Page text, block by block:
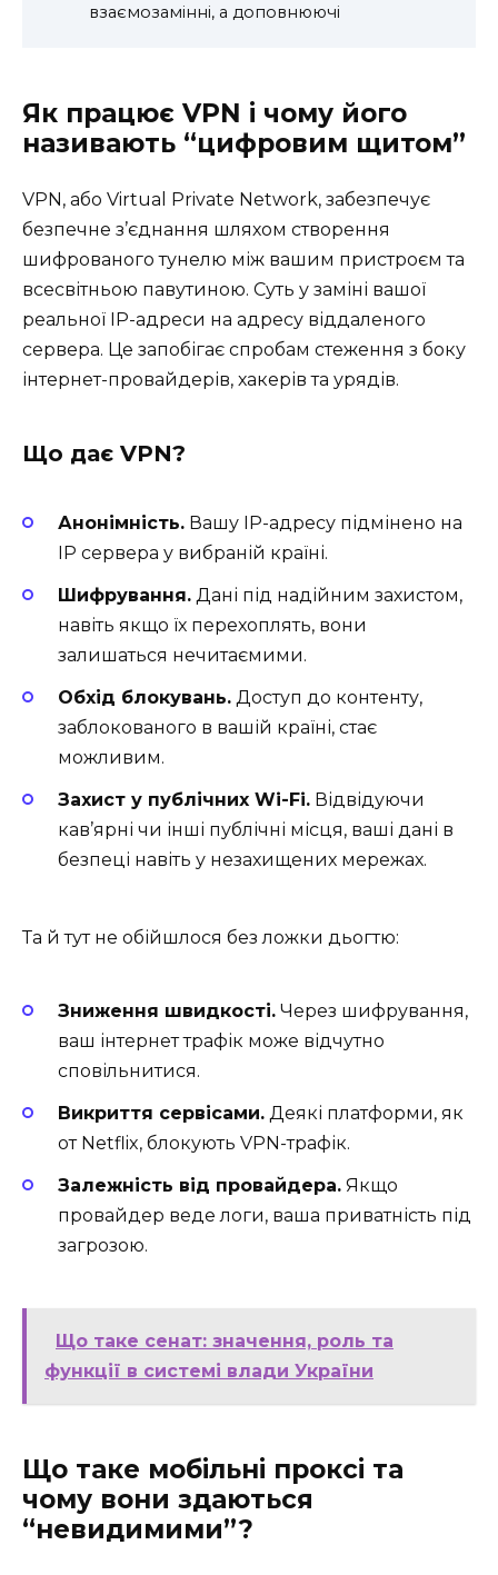
взаємозамінні, а доповнюючі
Як працює VPN і чому його
називають “цифровим щитом”
VPN, або Virtual Private Network, забезпечує
безпечне з’єднання шляхом створення
шифрованого тунелю між вашим пристроєм та
всесвітньою павутиною. Суть у заміні вашої
реальної IP-адреси на адресу віддаленого
сервера. Це запобігає спробам стеження з боку
інтернет-провайдерів, хакерів та урядів.
Що дає VPN?
Анонімність. Вашу IP-адресу підмінено на
IP сервера у вибраній країні.
Шифрування. Дані під надійним захистом,
навіть якщо їх перехоплять, вони
залишаться нечитаємими.
Обхід блокувань. Доступ до контенту,
заблокованого в вашій країні, стає
можливим.
Захист у публічних Wi-Fi. Відвідуючи
кав’ярні чи інші публічні місця, ваші дані в
безпеці навіть у незахищених мережах.
Та й тут не обійшлося без ложки дьогтю:
Зниження швидкості. Через шифрування,
ваш інтернет трафік може відчутно
сповільнитися.
Викриття сервісами. Деякі платформи, як
от Netflix, блокують VPN-трафік.
Залежність від провайдера. Якщо
провайдер веде логи, ваша приватність під
загрозою.
Що таке сенат: значення, роль та
функції в системі влади України
Що таке мобільні проксі та
чому вони здаються
“невидимими”?